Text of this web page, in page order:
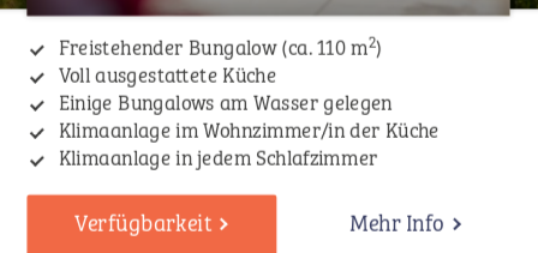
Freistehender Bungalow (ca. 110 m2)
Voll ausgestattete Küche
Einige Bungalows am Wasser gelegen
Klimaanlage im Wohnzimmer/in der Küche
Klimaanlage in jedem Schlafzimmer
Verfügbarkeit Mehr Info